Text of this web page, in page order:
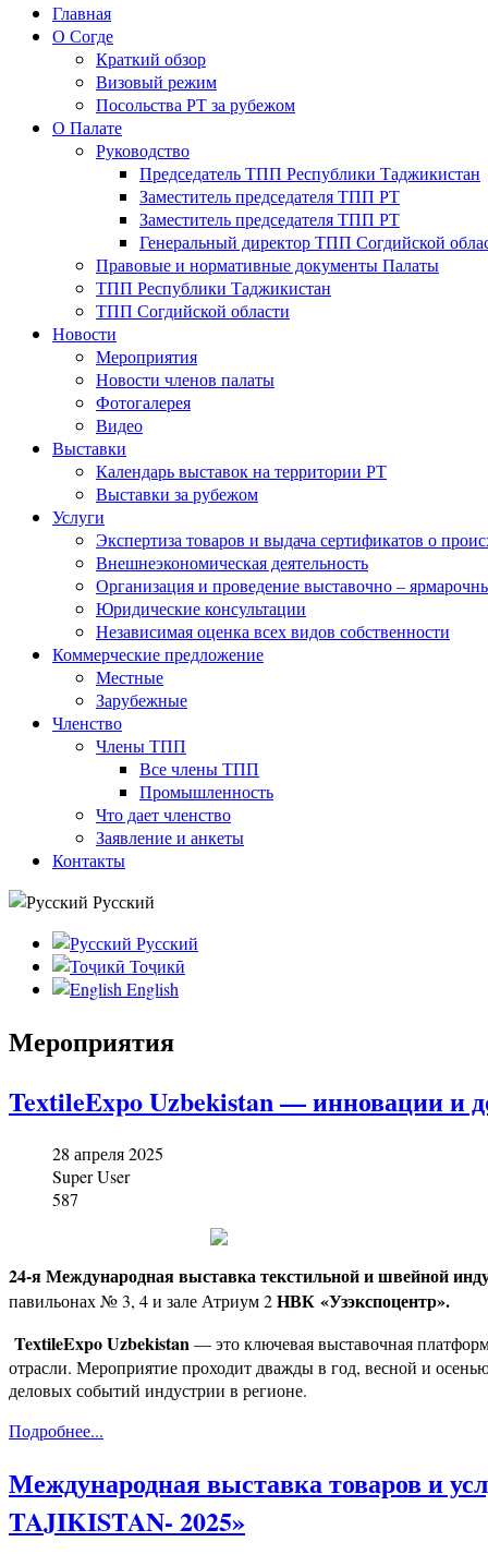
Главная
О Согде
Краткий обзор
Визовый режим
Посольства РТ за рубежом
О Палате
Руководство
Председатель ТПП Республики Таджикистан
Заместитель председателя ТПП РТ
Заместитель председателя ТПП РТ
Генеральный директор ТПП Согдийской
Правовые и нормативные документы Палаты
ТПП Республики Таджикистан
ТПП Согдийской области
Новости
Мероприятия
Новости членов палаты
Фотогалерея
Видео
Выставки
Календарь выставок на территории РТ
Выставки за рубежом
Услуги
Экспертиза товаров и выдача сертификатов о
Внешнеэкономическая деятельность
Организация и проведение выставочно –
Юридические консультации
Независимая оценка всех видов собственности
Коммерческие предложение
Местные
Зарубежные
Членство
Члены ТПП
Все члены ТПП
Промышленность
Что дает членство
Заявление и анкеты
Контакты
Русский
Русский
Тоҷикӣ
English
Мероприятия
TextileExpo Uzbekistan — инновации и
28 апреля 2025
Super User
587
24-я Международная выставкатекстильной и швейной
павильонах № 3, 4 и зале Атриум 2НВК «Узэкспоцентр».
TextileExpo Uzbekistan— это ключевая выставочная
отрасли. Мероприятие проходит дважды в год, весной и
деловых событий индустрии в регионе.
Подробнее...
Международная выставка товаров и
TAJIKISTAN- 2025»